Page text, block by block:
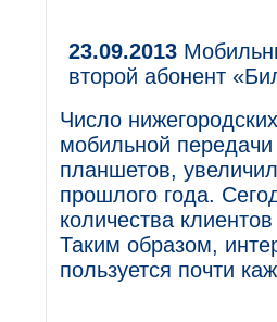
23.09.2013
второй абонент
Число
мобильной
планшетов,
прошлого года.
количества
Таким образом,
пользуется почти